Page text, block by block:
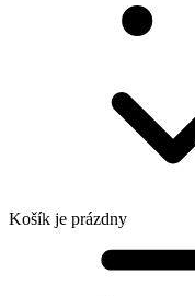
Košík je prázdny